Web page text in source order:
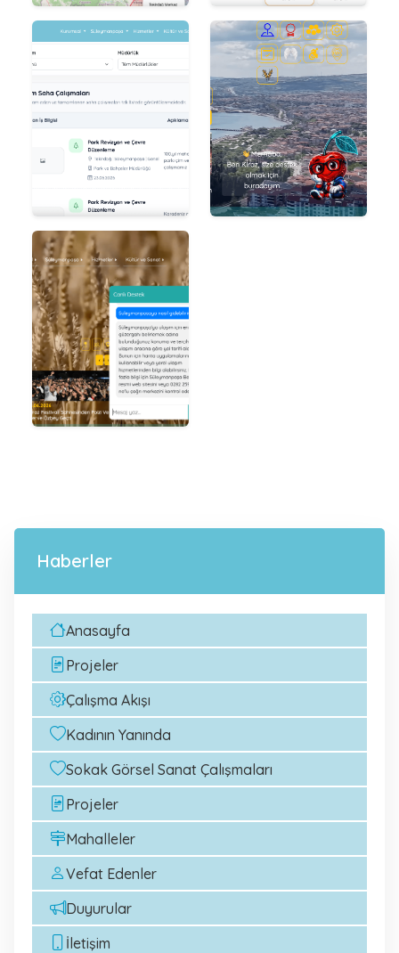
Haberler
Anasayfa
Projeler
Çalışma Akışı
Kadının Yanında
Sokak Görsel Sanat Çalışmaları
Projeler
Mahalleler
Vefat Edenler
Duyurular
İletişim